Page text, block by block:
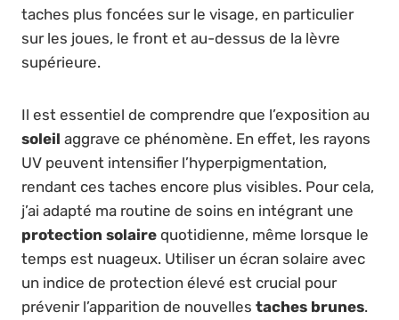
taches plus foncées sur le visage, en particulier
sur les joues, le front et au-dessus de la lèvre
supérieure.
Il est essentiel de comprendre que l’exposition au
soleil aggrave ce phénomène. En effet, les rayons
UV peuvent intensifier l’hyperpigmentation,
rendant ces taches encore plus visibles. Pour cela,
j’ai adapté ma routine de soins en intégrant une
protection solaire quotidienne, même lorsque le
temps est nuageux. Utiliser un écran solaire avec
un indice de protection élevé est crucial pour
prévenir l’apparition de nouvelles taches brunes.